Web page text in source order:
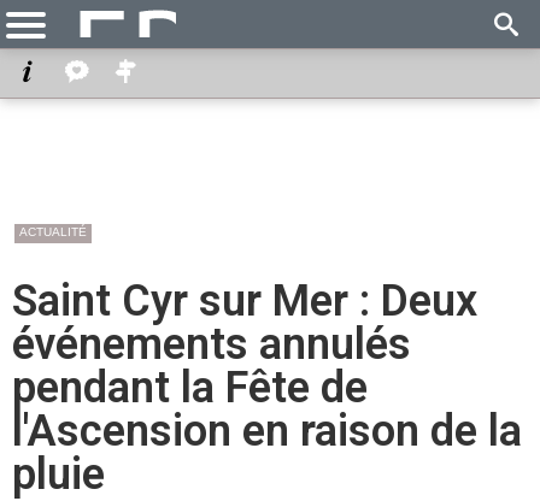
ACTUALITÉ
Saint Cyr sur Mer : Deux
événements annulés
pendant la Fête de
l'Ascension en raison de la
pluie